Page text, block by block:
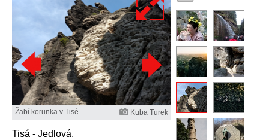
Žabí korunka v Tisé. Kuba Turek
Tisá - Jedlová.